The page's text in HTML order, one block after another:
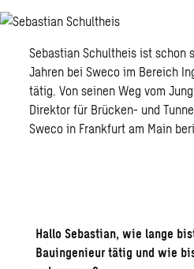
Sebastian Schultheis ist schon
Jahren bei Sweco im Bereich
tätig. Von seinen Weg vom
Direktor für Brücken- und
Sweco in Frankfurt am Main
Hallo Sebastian, wie lange
Bauingenieur tätig und wie